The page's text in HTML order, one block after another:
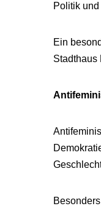
Politik
Ein
Stadthaus